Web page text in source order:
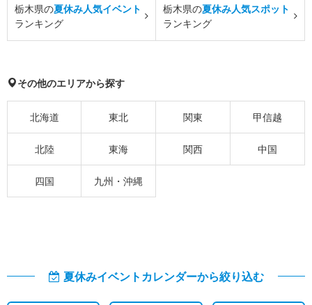
栃木県の夏休み人気イベント
ランキング
栃木県の夏休み人気スポット
ランキング
その他のエリアから探す
北海道 東北 関東 甲信越
北陸 東海 関西 中国
四国 九州・沖縄
夏休みイベントカレンダーから絞り込む